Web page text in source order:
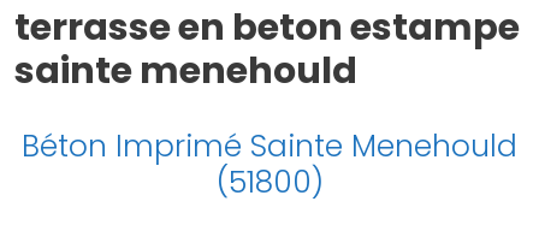
terrasse en beton estampe
sainte menehould
Béton Imprimé Sainte Menehould
(51800)